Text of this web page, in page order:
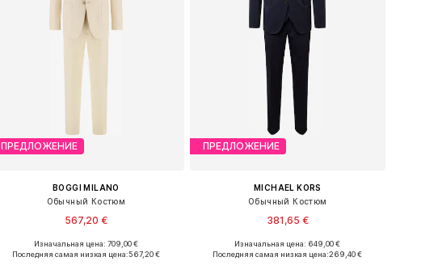
ПРЕДЛОЖЕНИЕ
BOGGI MILANO
Обычный Костюм
567,20 €
Доступные размеры: 48, 52
Изначальная цена: 709,00 €
Последняя самая низкая цена:567,20 €
ПРЕДЛОЖЕНИЕ
MICHAEL KORS
Обычный Костюм
381,65 €
Доступные размеры: 48, 54
Изначальная цена: 649,00 €
Последняя самая низкая цена:269,40 €